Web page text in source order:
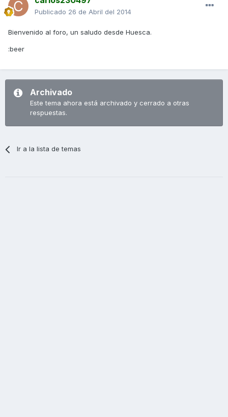
Publicado 26 de Abril del 2014
Bienvenido al foro, un saludo desde Huesca.
:beer
Archivado
Este tema ahora está archivado y cerrado a otras
respuestas.
Ir a la lista de temas